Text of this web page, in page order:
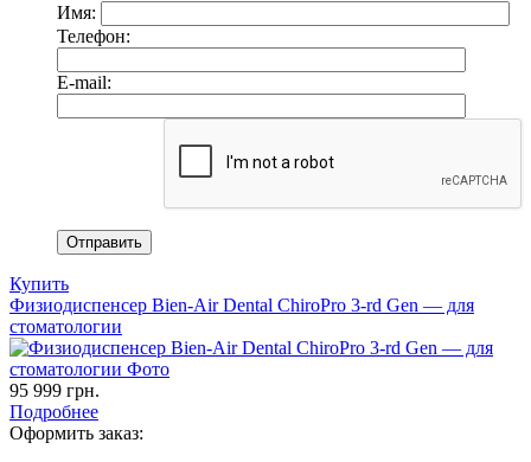
Имя:
Телефон:
E-mail:
Купить
Физиодиспенсер Bien-Air Dental ChiroPro 3-rd Gen — для
стоматологии
95 999 грн.
Подробнее
Оформить заказ: